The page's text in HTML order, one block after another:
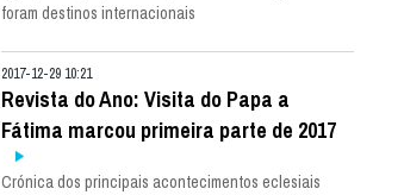
foram destinos internacionais
2017-12-29 10:21
Revista do Ano: Visita do Papa a
Fátima marcou primeira parte de 2017
Crónica dos principais acontecimentos eclesiais